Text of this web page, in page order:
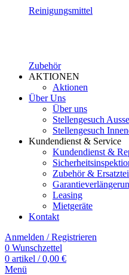
Reinigungsmittel
Zubehör
AKTIONEN
Aktionen
Über Uns
Über uns
Stellengesuch
Stellengesuch
Kundendienst & Service
Kundendienst &
Zubehör &
Leasing
Mietgeräte
Kontakt
Anmelden / Registrieren
0 Wunschzettel
0 artikel / 0,00 €
Menü